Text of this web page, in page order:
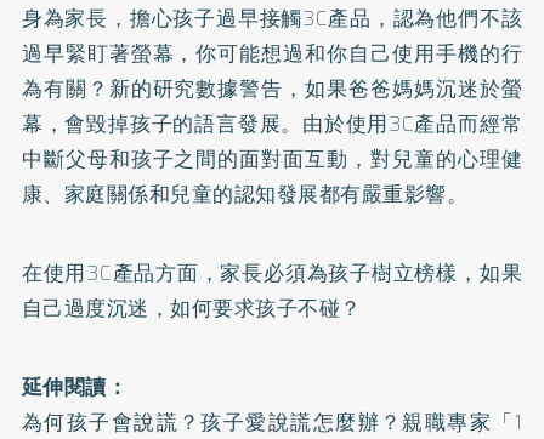
身為家長，擔心孩子過早接觸3C產品，認為他們不該
過早緊盯著螢幕，你可能想過和你自己使用手機的行
為有關？新的研究數據警告，如果爸爸媽媽沉迷於螢
幕，會毀掉孩子的語言發展。由於使用3C產品而經常
中斷父母和孩子之間的面對面互動，對兒童的心理健
康、家庭關係和兒童的認知發展都有嚴重影響。
在使用3C產品方面，家長必須為孩子樹立榜樣，如果
自己過度沉迷，如何要求孩子不碰？
延伸閱讀：
為何孩子會說謊？孩子愛說謊怎麼辦？親職專家「1